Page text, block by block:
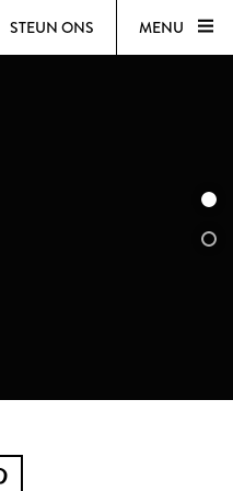
STEUN ONS MENU